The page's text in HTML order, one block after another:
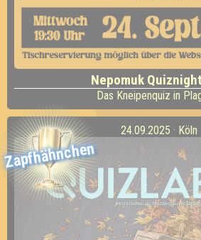
Nepomuk
Das Kneipenquiz in
Zapfhähnchen
24.09.2025 · Köln